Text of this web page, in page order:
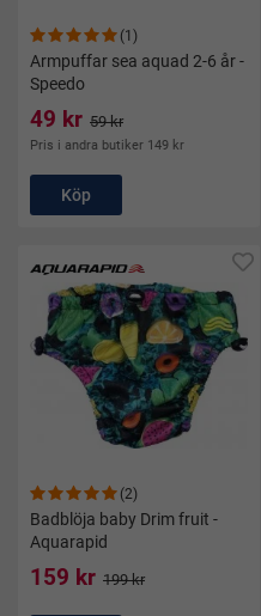
(1)
Armpuffar sea aquad 2-6 år -
Speedo
49 kr 59 kr
Pris i andra butiker 149 kr
Köp
(2)
Badblöja baby Drim fruit -
Aquarapid
159 kr 199 kr